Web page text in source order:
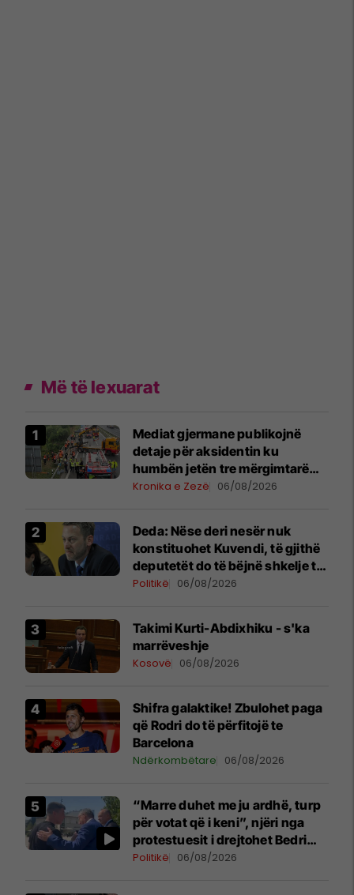
Më të lexuarat
Mediat gjermane publikojnë
detaje për aksidentin ku
humbën jetën tre mërgimtarë
nga Komogllava e Ferizajt
Kronika e Zezë 06/08/2026
Deda: Nëse deri nesër nuk
konstituohet Kuvendi, të gjithë
deputetët do të bëjnë shkelje të
rëndë kushtetuese
Politikë 06/08/2026
Takimi Kurti-Abdixhiku - s'ka
marrëveshje
Kosovë 06/08/2026
Shifra galaktike! Zbulohet paga
që Rodri do të përfitojë te
Barcelona
Ndërkombëtare 06/08/2026
“Marre duhet me ju ardhë, turp
për votat që i keni”, njëri nga
protestuesit i drejtohet Bedri
Hamzës
Politikë 06/08/2026